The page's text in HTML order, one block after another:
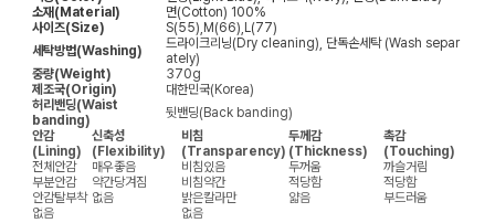
소재(Material)
면(Cotton) 100%
사이즈(Size)
S(55),M(66),L(77)
세탁방법(Washing)
드라이크리닝(Dry cleaning), 단독손세탁 (Wash separ
ately)
중량(Weight)
370g
제조국(Origin)
대한민국(Korea)
허리밴딩(Waist
banding)
뒷밴딩(Back banding)
안감
(Lining)
신축성
(Flexibility)
비침
(Transparency)
두께감
(Thickness)
촉감
(Touching)
전체안감
매우좋음 비침있음 두꺼움
까슬거림
부분안감
약간당겨짐 비침약간 적당함
적당함
안감탈부착 없음 밝은칼라만 얇음
부드러움
없음
없음